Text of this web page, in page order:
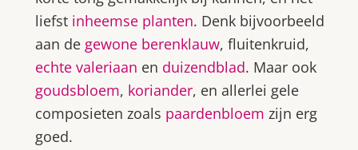
liefst inheemse planten. Denk bijvoorbeeld
aan de gewone berenklauw, fluitenkruid,
echte valeriaan en duizendblad. Maar ook
goudsbloem, koriander, en allerlei gele
composieten zoals paardenbloem zijn erg
goed.